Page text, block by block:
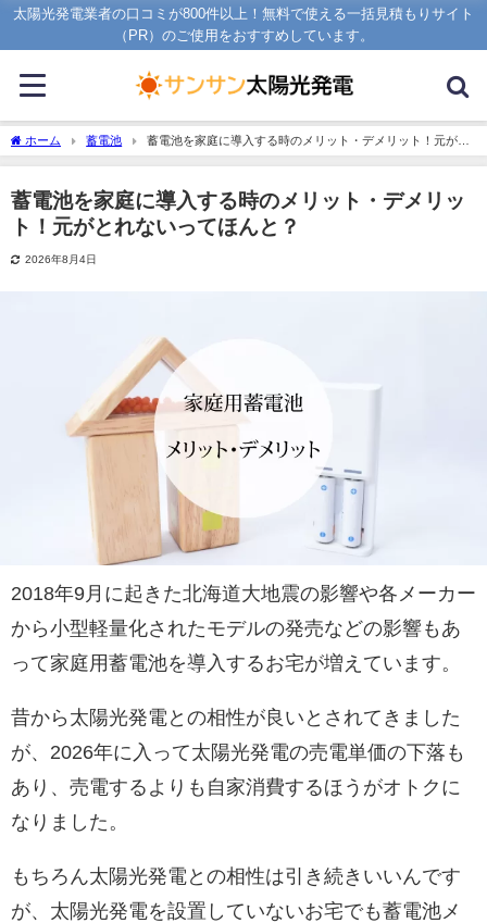
太陽光発電業者の口コミが800件以上！無料で使える一括見積もりサイト
（PR）のご使用をおすすめしています。
ホーム 蓄電池
蓄電池を家庭に導入する時のメリット・デメリット！元がと
れないってほんと？
蓄電池を家庭に導入する時のメリット・デメリッ
ト！元がとれないってほんと？
2026年8月4日
2018年9月に起きた北海道大地震の影響や各メーカー
から小型軽量化されたモデルの発売などの影響もあ
って家庭用蓄電池を導入するお宅が増えています。
昔から太陽光発電との相性が良いとされてきました
が、2026年に入って太陽光発電の売電単価の下落も
あり、売電するよりも自家消費するほうがオトクに
なりました。
もちろん太陽光発電との相性は引き続きいいんです
が、太陽光発電を設置していないお宅でも蓄電池メ